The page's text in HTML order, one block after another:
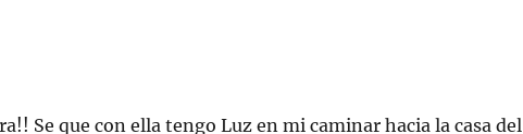
Se que con ella tengo Luz en mi caminar hacia la casa del